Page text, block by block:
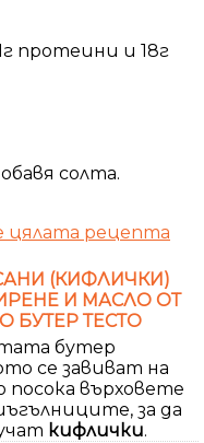
протеини и 18г
солта.
цялата рецепта
(КИФЛИЧКИ)
И МАСЛО ОТ
БУТЕР ТЕСТО
бутер
се завиват на
посока върховете
за да
кифлички.